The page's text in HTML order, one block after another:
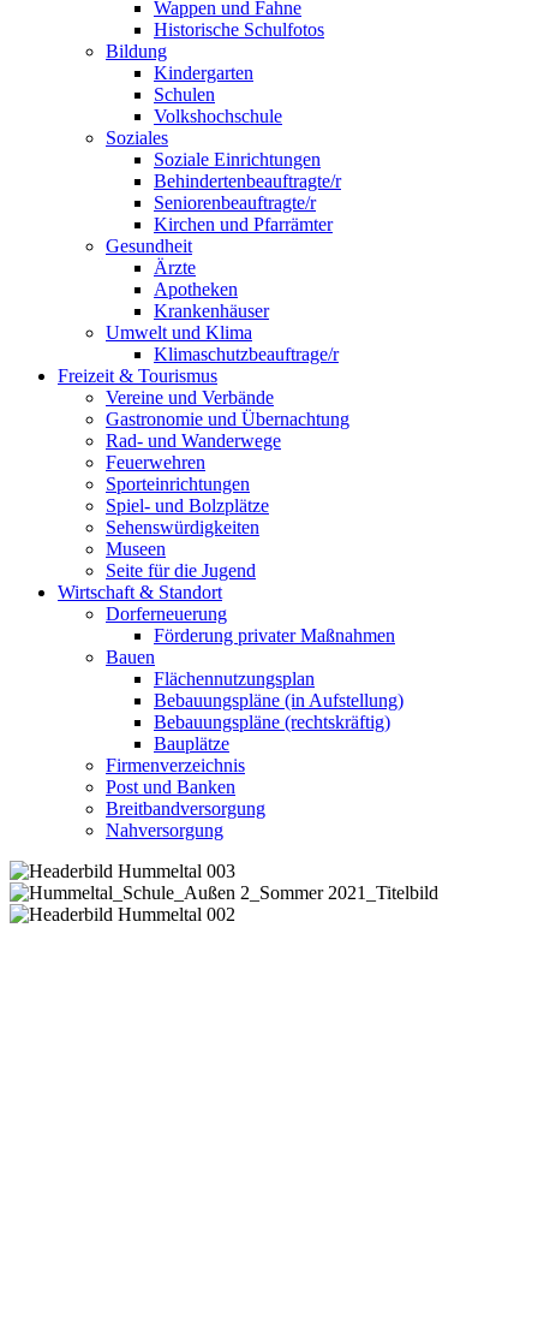
Wappen und Fahne
Historische Schulfotos
Bildung
Kindergarten
Schulen
Volkshochschule
Soziales
Soziale Einrichtungen
Behindertenbeauftragte/r
Seniorenbeauftragte/r
Kirchen und Pfarrämter
Gesundheit
Ärzte
Apotheken
Krankenhäuser
Umwelt und Klima
Klimaschutzbeauftrage/r
Freizeit & Tourismus
Vereine und Verbände
Gastronomie und Übernachtung
Rad- und Wanderwege
Feuerwehren
Sporteinrichtungen
Spiel- und Bolzplätze
Sehenswürdigkeiten
Museen
Seite für die Jugend
Wirtschaft & Standort
Dorferneuerung
Förderung privater Maßnahmen
Bauen
Flächennutzungsplan
Bebauungspläne (in Aufstellung)
Bebauungspläne (rechtskräftig)
Bauplätze
Firmenverzeichnis
Post und Banken
Breitbandversorgung
Nahversorgung